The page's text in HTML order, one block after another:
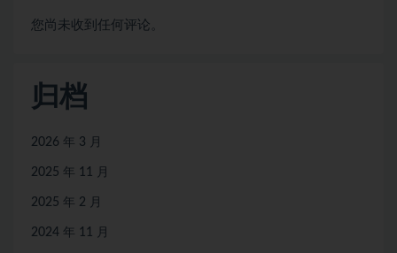
您尚未收到任何评论。
归档
2026 年 3 月
2025 年 11 月
2025 年 2 月
2024 年 11 月